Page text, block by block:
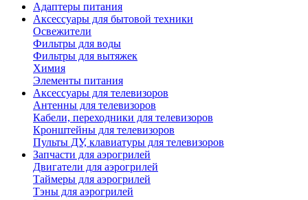
Адаптеры питания
Аксессуары для бытовой техники
Освежители
Фильтры для воды
Фильтры для вытяжек
Химия
Элементы питания
Аксессуары для телевизоров
Антенны для телевизоров
Кабели, переходники для телевизоров
Кронштейны для телевизоров
Пульты ДУ, клавиатуры для телевизоров
Запчасти для аэрогрилей
Двигатели для аэрогрилей
Таймеры для аэрогрилей
Тэны для аэрогрилей